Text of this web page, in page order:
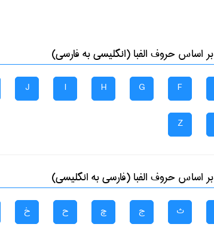
بر اساس حروف الفبا (انگلیسی به فارسی)
F
G
H
I
J
Z
بر اساس حروف الفبا (فارسی به انگلیسی)
ث ج چ ح خ